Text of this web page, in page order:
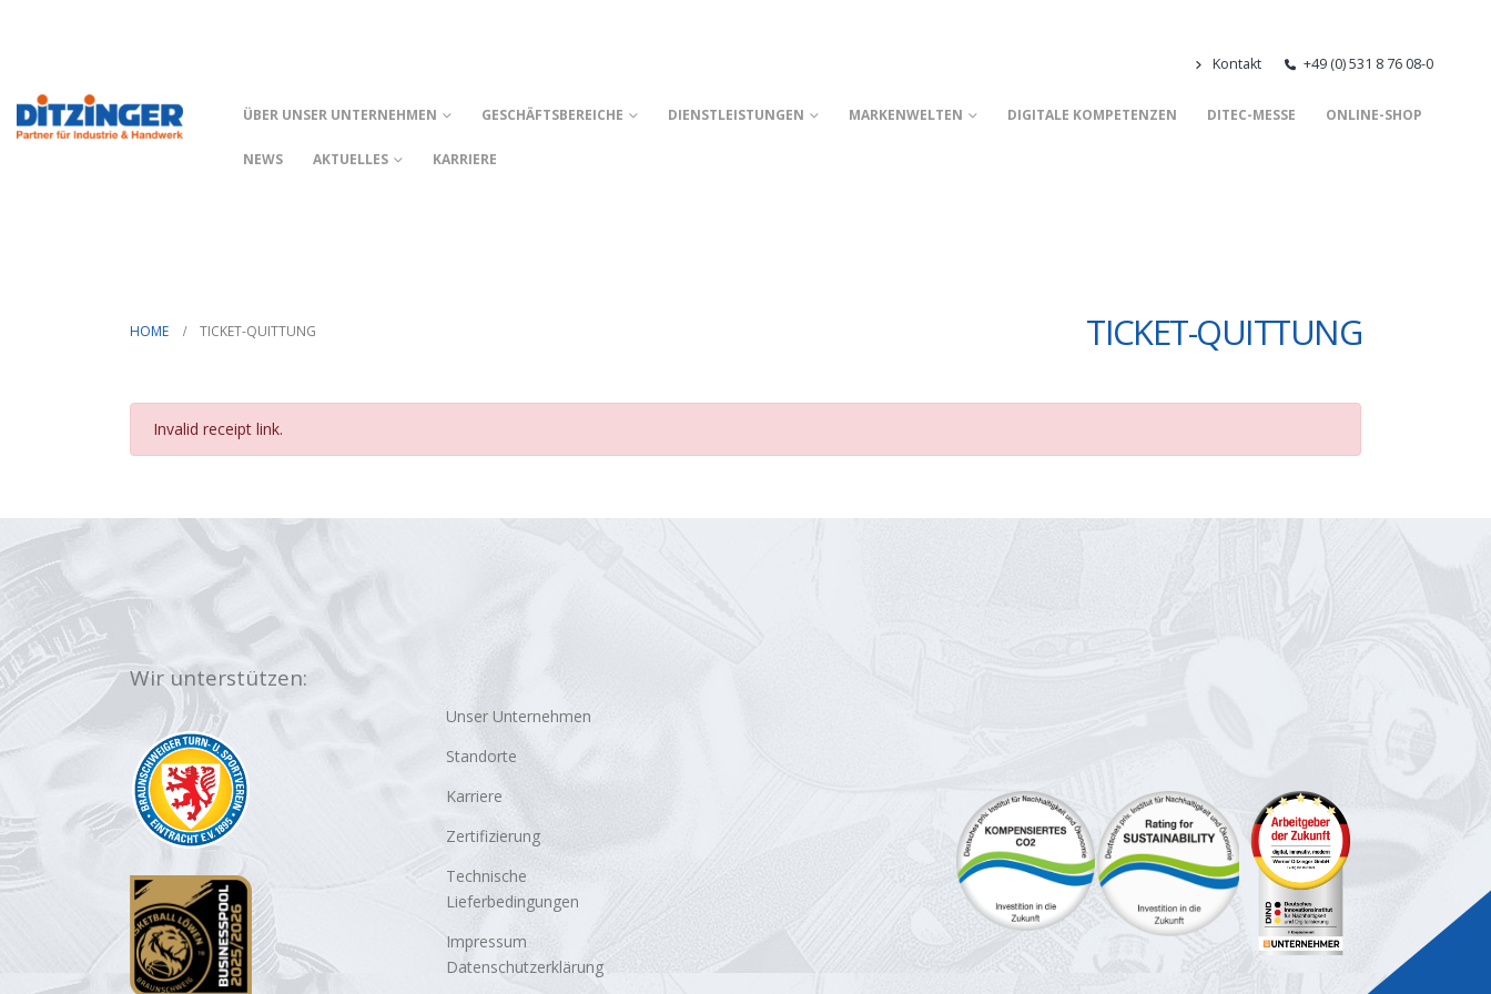
Kontakt +49 (0) 531 8 76 08-0
ÜBER UNSER UNTERNEHMEN GESCHÄFTSBEREICHE DIENSTLEISTUNGEN MARKENWELTEN DIGITALE KOMPETENZEN DITEC-MESSE ONLINE-SHOP
NEWS AKTUELLES KARRIERE
HOME TICKET-QUITTUNG TICKET-QUITTUNG
Invalid receipt link.
Wir unterstützen:
Unser Unternehmen
Standorte
Karriere
Zertifizierung
Technische
Lieferbedingungen
Impressum
Datenschutzerklärung